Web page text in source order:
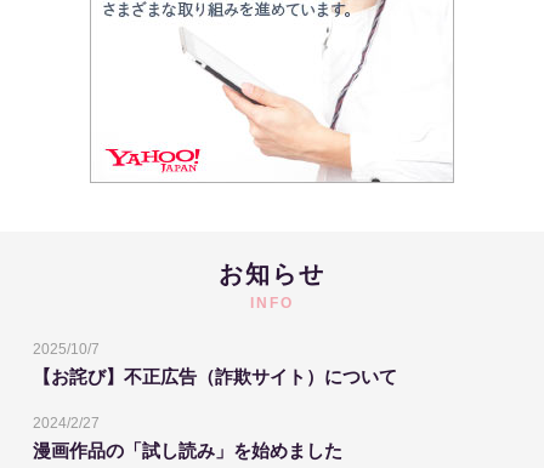
お知らせ
INFO
2025/10/7
【お詫び】不正広告（詐欺サイト）について
2024/2/27
漫画作品の「試し読み」を始めました